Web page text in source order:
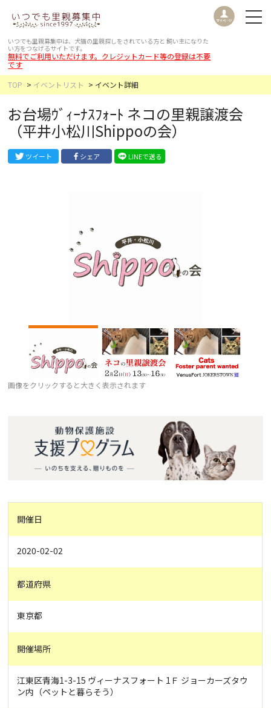
いつでも里親募集中は、犬猫の里親探しをされている方と 飼い主になりた
い方をつなげるサイトです。
無料でご利用いただけます。クレジットカード等の登録は不要
です
TOP
イベントリスト イベント詳細
お台場ｳﾞｨｰﾅｽﾌｫｰﾄ ネコの里親譲渡会
（平井小松川Shippoの会）
ツイート シェア LINEで送る
画像をクリックすると大きく表示されます
開催日
2020-02-02
都道府県
東京都
開催場所
江東区青海1-3-15 ヴィーナスフォート 1Ｆ ジョーカーズタウ
ン内（ペットと暮らそう）